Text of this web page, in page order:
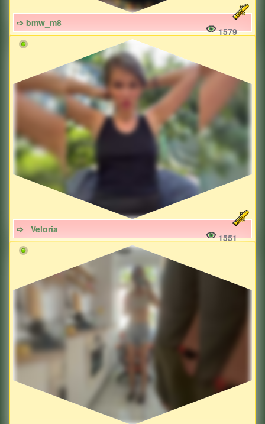
➩ bmw_m8
1579
➩ _Veloria_
1551